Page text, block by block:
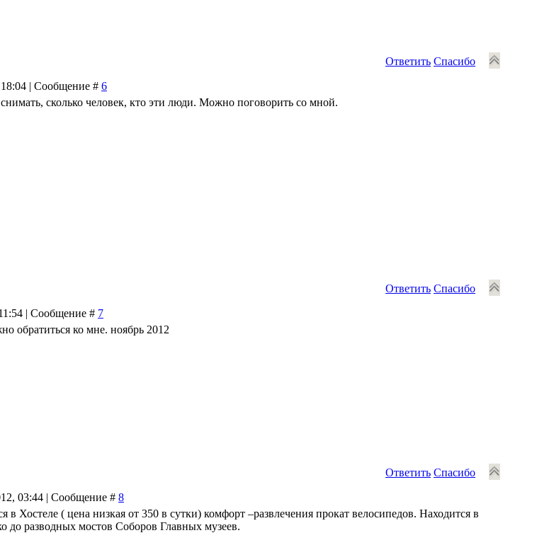
Ответить Спасибо
| Сообщение # 6
сколько человек, кто эти люди. Можно поговорить со мной.
Ответить Спасибо
| Сообщение # 7
обратиться ко мне. ноябрь 2012
Ответить Спасибо
03:44 | Сообщение # 8
в Хостеле ( цена низкая от 350 в сутки) комфорт –развлечения прокат велосипедов. Находится в
до разводных мостов Соборов Главных музеев.